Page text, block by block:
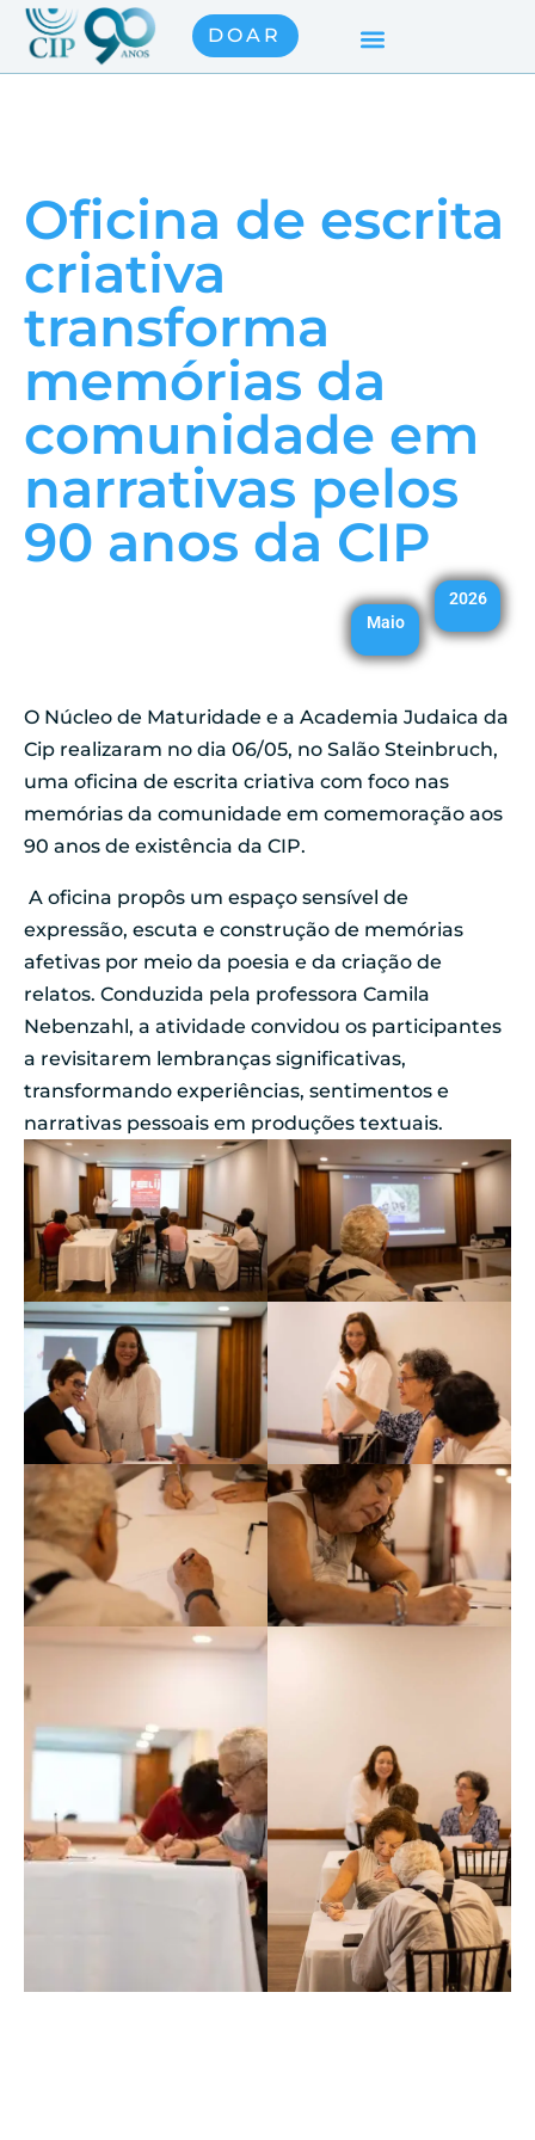
DOAR
Oficina de escrita
criativa
transforma
memórias da
comunidade em
narrativas pelos
90 anos da CIP
Maio
2026
O Núcleo de Maturidade e a Academia Judaica da
Cip realizaram no dia 06/05, no Salão Steinbruch,
uma oficina de escrita criativa com foco nas
memórias da comunidade em comemoração aos
90 anos de existência da CIP.
A oficina propôs um espaço sensível de
expressão, escuta e construção de memórias
afetivas por meio da poesia e da criação de
relatos. Conduzida pela professora Camila
Nebenzahl, a atividade convidou os participantes
a revisitarem lembranças significativas,
transformando experiências, sentimentos e
narrativas pessoais em produções textuais.